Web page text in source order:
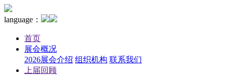
language：
首页
展会概况
2026展会介绍 组织机构 联系我们
上届回顾